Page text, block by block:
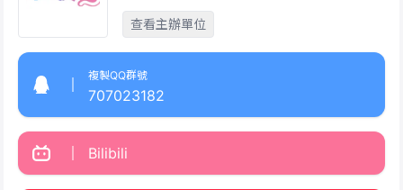
查看主辦單位
複製QQ群號
707023182
Bilibili